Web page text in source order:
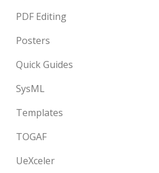
PDF Editing
Posters
Quick Guides
SysML
Templates
TOGAF
UeXceler